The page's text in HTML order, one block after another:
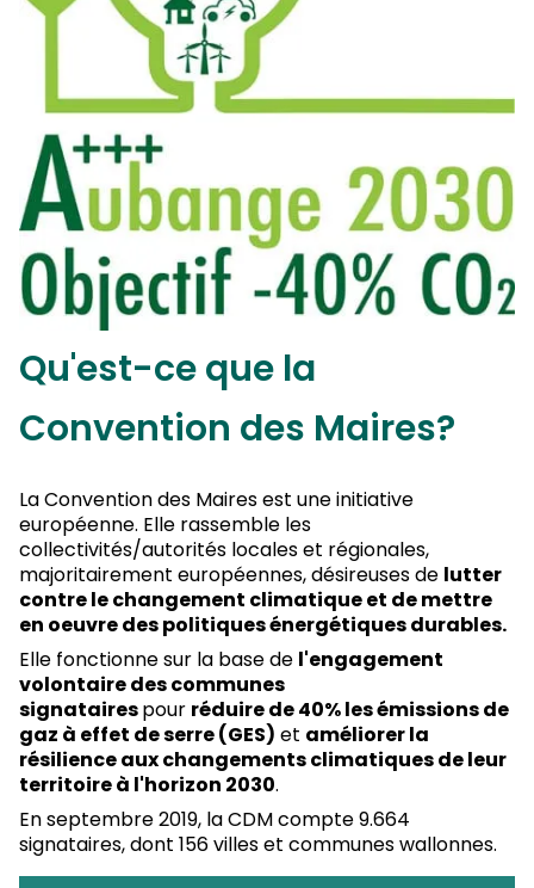
Qu'est-ce que la
Convention des Maires?
La Convention des Maires est une initiative
européenne. Elle rassemble les
collectivités/autorités locales et régionales,
majoritairement européennes, désireuses de lutter
contre le changement climatique et de mettre
en oeuvre des politiques énergétiques durables.
Elle fonctionne sur la base de l'engagement
volontaire des communes
signatairespour réduire de 40% les émissions de
gaz à effet de serre (GES) et améliorer la
résilience aux changements climatiques de leur
territoire à l'horizon 2030.
En septembre 2019, la CDM compte 9.664
signataires, dont 156 villes et communes wallonnes.